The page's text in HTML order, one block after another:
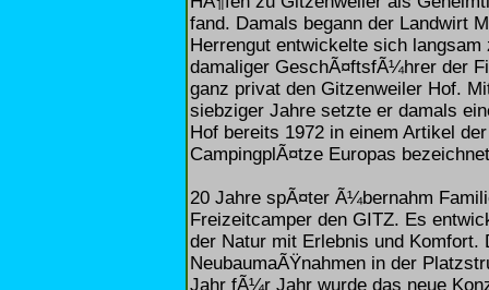
fand. Damals begann der Landwirt
Herrengut entwickelte sich
damaliger GeschÃ¤ftsfÃ¼hrer der
ganz privat den Gitzenweiler Hof.
siebziger Jahre setzte er damals
Hof bereits 1972 in einem Artikel
CampingplÃ¤tze Europas
20 Jahre spÃ¤ter Ã¼bernahm
Freizeitcamper den GITZ. Es
der Natur mit Erlebnis und
NeubaumaÃŸnahmen in der
Jahr fÃ¼r Jahr wurde das neue